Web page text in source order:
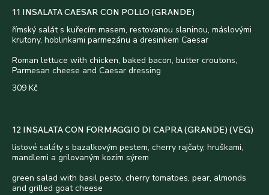
11 INSALATA CAESAR CON POLLO (GRANDE)
římský salát s kuřecím masem, restovanou slaninou, máslovými
krutony, hoblinkami parmezánu a dresinkem Caesar
Roman lettuce with chicken, baked bacon, butter croutons,
Parmesan cheese and Caesar dressing
309 Kč
12 INSALATA CON FORMAGGIO DI CAPRA (GRANDE) (VEG)
listové saláty s bazalkovým pestem, cherry rajčaty, hruškami,
mandlemi a grilovaným kozím sýrem
green salad with basil pesto, cherry tomatoes, pear, almonds
and grilled goat cheese